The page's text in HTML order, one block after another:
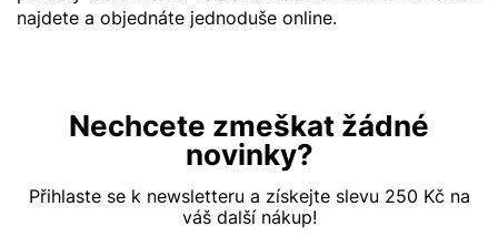
najdete a objednáte jednoduše online.
Nechcete zmeškat žádné
novinky?
Přihlaste se k newsletteru a získejte slevu 250 Kč na
váš další nákup!